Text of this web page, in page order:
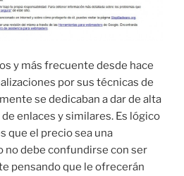
y más frecuente desde hace
por sus técnicas de
se dedicaban a dar de alta
enlaces y similares. Es lógico
que el precio sea una
no debe confundirse con ser
pensando que le ofrecerán